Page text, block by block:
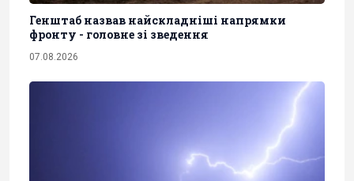
Генштаб назвав найскладніші напрямки
фронту - головне зі зведення
07.08.2026